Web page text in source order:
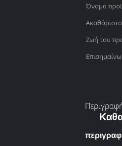
Όνομα
Ζωή του
στο ράφι: